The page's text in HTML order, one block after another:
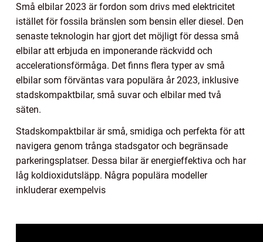
Små elbilar 2023 är fordon som drivs med elektricitet
istället för fossila bränslen som bensin eller diesel. Den
senaste teknologin har gjort det möjligt för dessa små
elbilar att erbjuda en imponerande räckvidd och
accelerationsförmåga. Det finns flera typer av små
elbilar som förväntas vara populära år 2023, inklusive
stadskompaktbilar, små suvar och elbilar med två
säten.
Stadskompaktbilar är små, smidiga och perfekta för att
navigera genom trånga stadsgator och begränsade
parkeringsplatser. Dessa bilar är energieffektiva och har
låg koldioxidutsläpp. Några populära modeller
inkluderar exempelvis